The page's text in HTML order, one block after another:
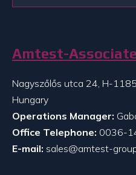
Amtest-
Nagyszőlős utca 24, H-
Hungary
Operations Manager:
Office Telephone: 0036-
E-mail: sales@amtest-